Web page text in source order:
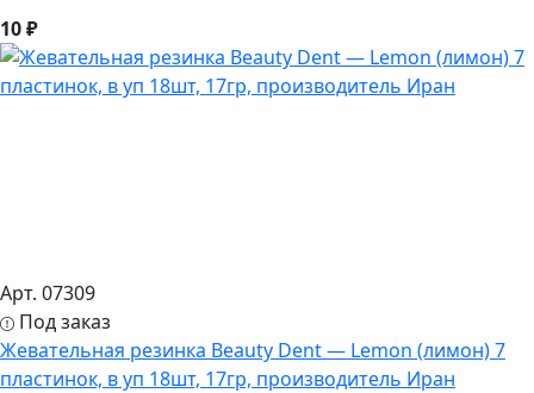
10 ₽
Арт. 07309
Под заказ
Жевательная резинка Beauty Dent — Lemon (лимон) 7
пластинок, в уп 18шт, 17гр, производитель Иран